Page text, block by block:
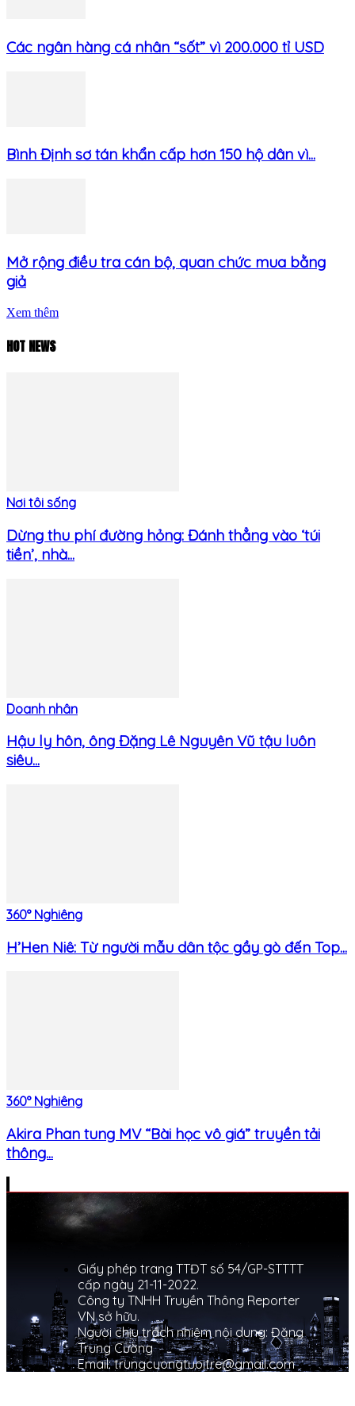
Các ngân hàng cá nhân “sốt” vì 200.000 tỉ USD
Bình Định sơ tán khẩn cấp hơn 150 hộ dân vì...
Mở rộng điều tra cán bộ, quan chức mua bằng
giả
Xem thêm
HOT NEWS
Nơi tôi sống
Dừng thu phí đường hỏng: Đánh thẳng vào ‘túi
tiền’, nhà...
Doanh nhân
Hậu ly hôn, ông Đặng Lê Nguyên Vũ tậu luôn
siêu...
360° Nghiêng
H’Hen Niê: Từ người mẫu dân tộc gầy gò đến Top...
360° Nghiêng
Akira Phan tung MV “Bài học vô giá” truyền tải
thông...
Giấy phép trang TTĐT số 54/GP-STTTT
cấp ngày 21-11-2022.
Công ty TNHH Truyền Thông Reporter
VN sở hữu.
Người chịu trách nhiệm nội dung: Đặng
Trung Cường
Email: trungcuongtuoitre@gmail.com